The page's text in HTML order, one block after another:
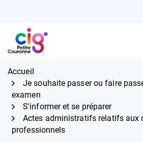
contenu
CIG Petite Couronne
Expertise et
Accueil
Je souhaite passer ou faire
examen
S'informer et se préparer
Actes administratifs relatifs aux
professionnels